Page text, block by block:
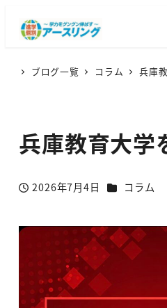
ブログ一覧 コラム 兵庫
兵庫教育大学
投稿日
2026年7月4日 カテゴリー
コラム